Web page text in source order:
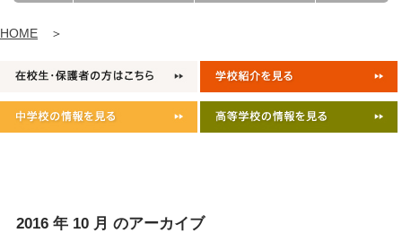
HOME ＞
2016 年 10 月 のアーカイブ